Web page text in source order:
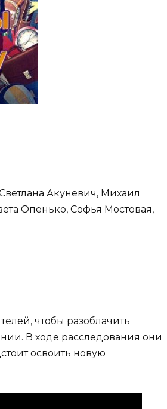
Акуневич, Михаил
Опенько, Софья Мостовая,
чтобы разоблачить
В ходе расследования они
освоить новую